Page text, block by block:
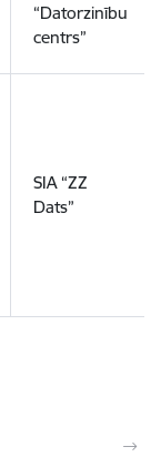
“Datorzinību
centrs”
SIA “ZZ
Dats”